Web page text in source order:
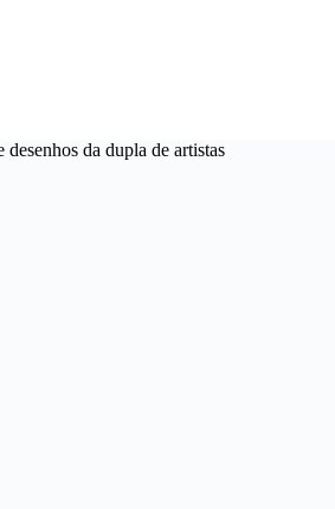
da dupla de artistas